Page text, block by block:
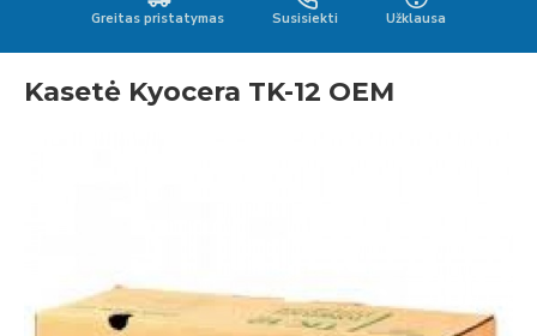
Greitas pristatymas Susisiekti Užklausa
Kasetė Kyocera TK-12 OEM